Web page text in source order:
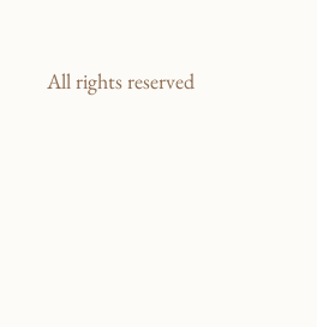
All rights reserved